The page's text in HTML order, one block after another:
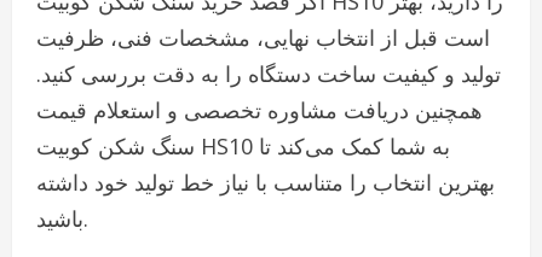
است قبل از انتخاب نهایی، مشخصات فنی، ظرفیت
تولید و کیفیت ساخت دستگاه را به دقت بررسی کنید.
همچنین دریافت مشاوره تخصصی و استعلام قیمت
سنگ شکن کوبیت HS10 به شما کمک می‌کند تا
بهترین انتخاب را متناسب با نیاز خط تولید خود داشته
باشید.